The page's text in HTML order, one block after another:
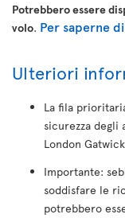
Potrebbero essere
volo. Per saperne
Ulteriori
La fila
sicurezza degli
London
Importante:
soddisfare le
potrebbero